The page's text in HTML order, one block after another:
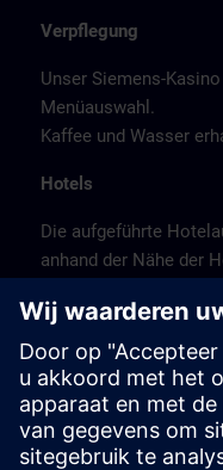
Verpflegung
Unser Siemens-
Menüauswahl.
Kaffee und Wasser
Hotels
Die aufgeführte
anhand der Nähe der
Veranstaltungsort.
Es handelt sich
Vertragshotels, daher
Hotels keine Gewähr
Stornierung